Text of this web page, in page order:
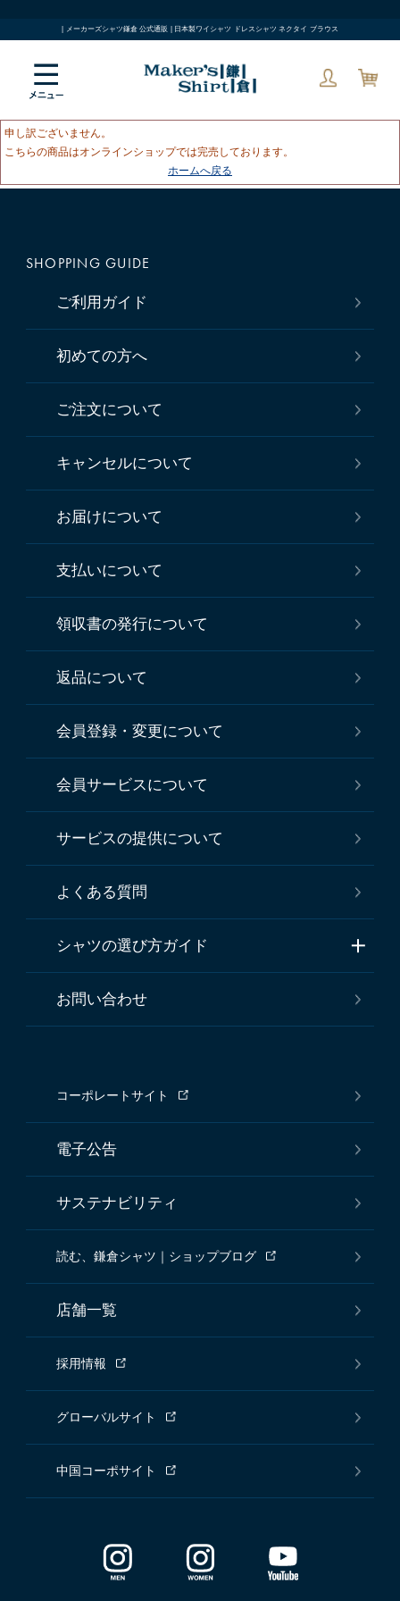
| メーカーズシャツ鎌倉 公式通販 | 日本製ワイシャツ ドレスシャツ ネクタイ ブラウス
申し訳ございません。
こちらの商品はオンラインショップでは完売しております。
ホームへ戻る
SHOPPING GUIDE
ご利用ガイド
初めての方へ
ご注文について
キャンセルについて
お届けについて
支払いについて
領収書の発行について
返品について
会員登録・変更について
会員サービスについて
サービスの提供について
よくある質問
シャツの選び方ガイド
お問い合わせ
コーポレートサイト
電子公告
サステナビリティ
読む、鎌倉シャツ｜ショップブログ
店舗一覧
採用情報
グローバルサイト
中国コーポサイト